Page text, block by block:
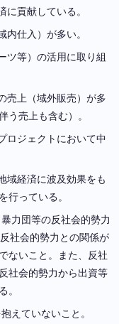
貢献している。
仕入）が多い。
ツ等）の活用に取り組
売上（域外販売）が多
う売上も含む）。
ロジェクトにおいて中
域経済に波及効果をも
行っている。
力団等の反社会的勢力
社会的勢力との関係が
ないこと。また、反社
社会的勢力から出資等
。
えていないこと。